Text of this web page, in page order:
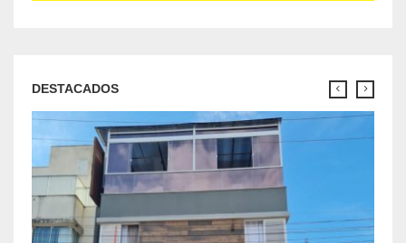
DESTACADOS